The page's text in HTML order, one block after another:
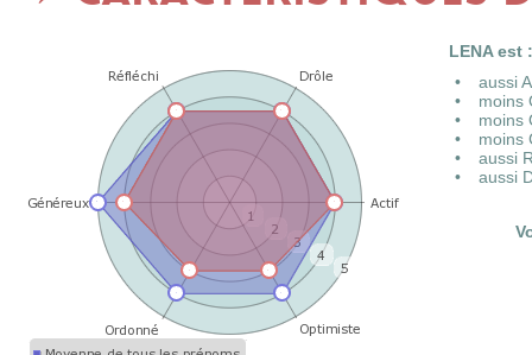
LENA est :
aussi
moins
moins
moins
aussi
aussi